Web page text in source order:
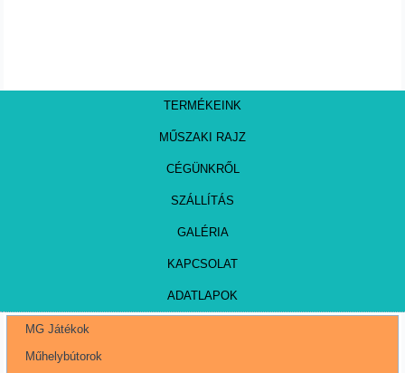
TERMÉKEINK
MŰSZAKI RAJZ
CÉGÜNKRŐL
SZÁLLÍTÁS
GALÉRIA
KAPCSOLAT
ADATLAPOK
MG Játékok
Műhelybútorok